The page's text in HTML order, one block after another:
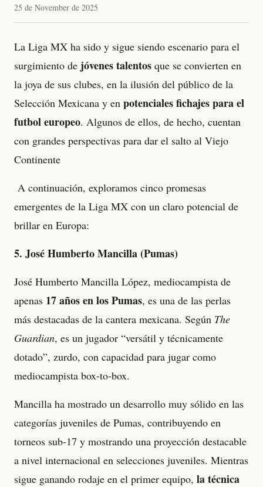
25 de November de 2025
La Liga MX ha sido y sigue siendo escenario para el
surgimiento de jóvenes talentos que se convierten en
la joya de sus clubes, en la ilusión del público de la
Selección Mexicana y en potenciales fichajes para el
futbol europeo. Algunos de ellos, de hecho, cuentan
con grandes perspectivas para dar el salto al Viejo
Continente
A continuación, exploramos cinco promesas
emergentes de la Liga MX con un claro potencial de
brillar en Europa:
5. José Humberto Mancilla (Pumas)
José Humberto Mancilla López, mediocampista de
apenas 17 años en los Pumas, es una de las perlas
más destacadas de la cantera mexicana. Según The
Guardian, es un jugador “versátil y técnicamente
dotado”, zurdo, con capacidad para jugar como
mediocampista box-to-box.
Mancilla ha mostrado un desarrollo muy sólido en las
categorías juveniles de Pumas, contribuyendo en
torneos sub-17 y mostrando una proyección destacable
a nivel internacional en selecciones juveniles. Mientras
sigue ganando rodaje en el primer equipo, la técnica